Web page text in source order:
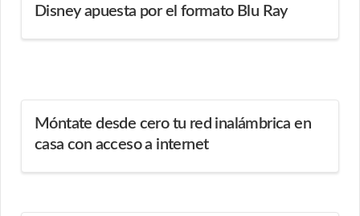
Disney apuesta por el formato Blu Ray
Móntate desde cero tu red inalámbrica en
casa con acceso a internet